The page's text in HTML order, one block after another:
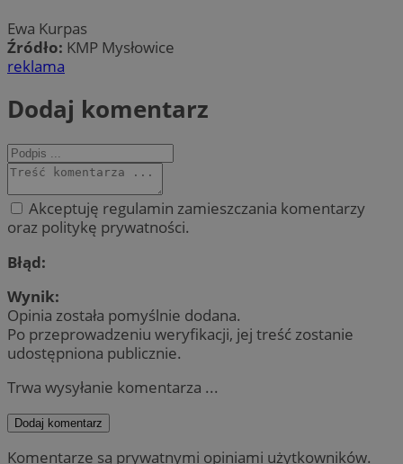
Ewa Kurpas
Źródło: KMP Mysłowice
reklama
Dodaj komentarz
Akceptuję regulamin zamieszczania komentarzy
oraz politykę prywatności.
Błąd:
Wynik:
Opinia została pomyślnie dodana.
Po przeprowadzeniu weryfikacji, jej treść zostanie
udostępniona publicznie.
Trwa wysyłanie komentarza ...
Dodaj komentarz
Komentarze są prywatnymi opiniami użytkowników.